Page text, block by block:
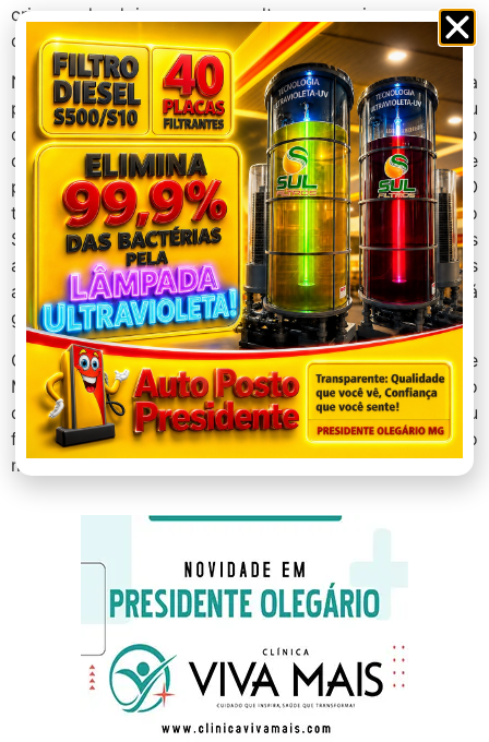
criança de dois anos, se soltou e a criança acabou
caindo.
Na tentativa de segurar a criança, o homem teria
perdido o controle direcional do veículo e se chocou
contra um poste de iluminação pública. Com o impacto
da batida, o poste caiu ao solo e os fios de eletricidade
puxaram outro poste que também acabou caindo. O
trânsito ficou impedido no local. Uma ambulância do
Samu foi acionada para prestar os primeiros
atendimentos aos envolvidos. Além da criança de dois
anos, também estava no veículo a mãe dele que está
grávida.
Os dois foram encaminhados para a Santa Casa de
Misericórdia. O motorista realizou o teste do etilômetro
que não acusou presença de álcool. Ele sofreu
ferimentos leves e também procurou atendimento
médico.